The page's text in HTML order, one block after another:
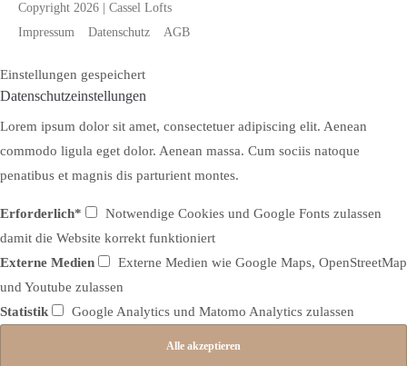
Copyright 2026 | Cassel Lofts
Impressum
Datenschutz AGB
Einstellungen gespeichert
Datenschutzeinstellungen
Lorem ipsum dolor sit amet, consectetuer adipiscing elit. Aenean
commodo ligula eget dolor. Aenean massa. Cum sociis natoque
penatibus et magnis dis parturient montes.
Erforderlich*
Notwendige Cookies und Google Fonts zulassen
damit die Website korrekt funktioniert
Externe Medien
Externe Medien wie Google Maps, OpenStreetMap
und Youtube zulassen
Statistik
Google Analytics und Matomo Analytics zulassen